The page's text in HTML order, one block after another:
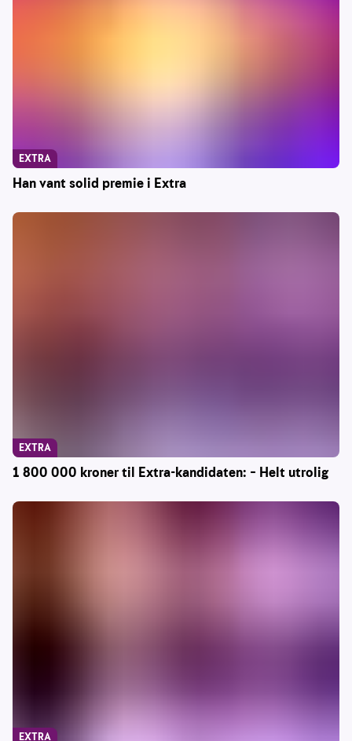
Han vant solid premie i Extra
EXTRA
1 800 000 kroner til Extra-kandidaten: – Helt utrolig
EXTRA
EXTRA